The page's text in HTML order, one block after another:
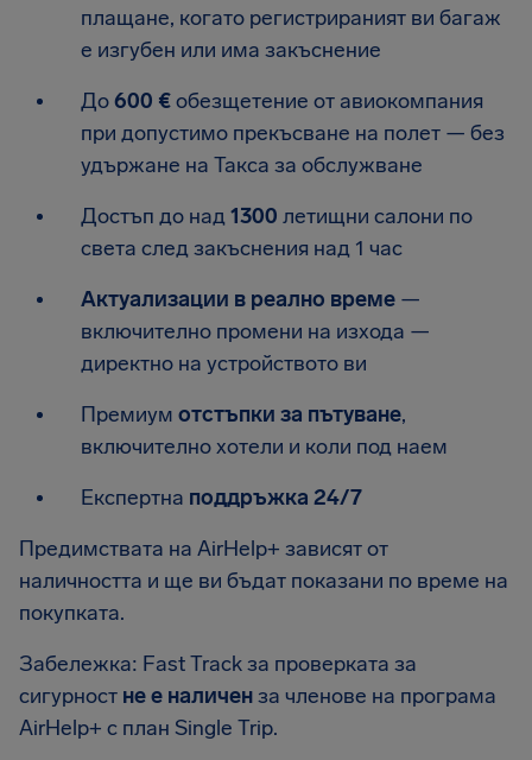
плащане, когато регистрираният ви багаж
е изгубен или има закъснение
До600 €обезщетение от авиокомпания
при допустимо прекъсване на полет — без
удържане на Такса за обслужване
Достъп до над1300 летищни салони по
света след закъснения над 1 час
Актуализации в реално време —
включително промени на изхода —
директно на устройството ви
Премиум отстъпки за пътуване,
включително хотели и коли под наем
Експертна поддръжка 24/7
Предимствата на AirHelp+ зависят от
наличността и ще ви бъдат показани по време на
покупката.
Забележка: Fast Track за проверката за
сигурност не е наличенза членове на програма
AirHelp+ с план Single Trip.